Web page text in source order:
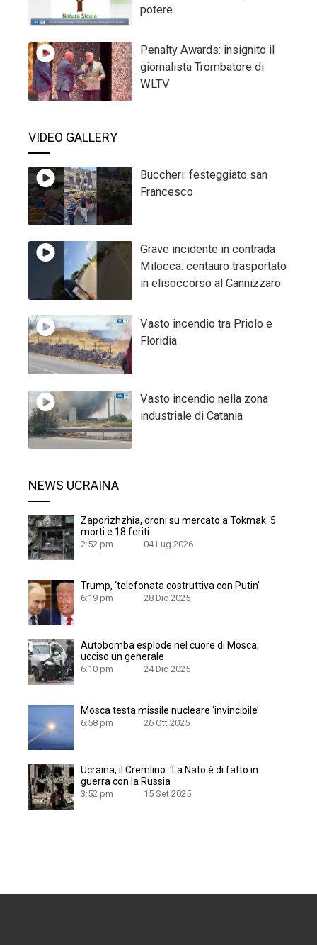
potere
Penalty Awards: insignito il
giornalista Trombatore di
WLTV
VIDEO GALLERY
Buccheri: festeggiato san
Francesco
Grave incidente in contrada
Milocca: centauro trasportato
in elisoccorso al Cannizzaro
Vasto incendio tra Priolo e
Floridia
Vasto incendio nella zona
industriale di Catania
NEWS UCRAINA
Zaporizhzhia, droni su mercato a Tokmak: 5
morti e 18 feriti
2:52 pm 04 Lug 2026
Trump, ‘telefonata costruttiva con Putin’
6:19 pm 28 Dic 2025
Autobomba esplode nel cuore di Mosca,
ucciso un generale
6:10 pm 24 Dic 2025
Mosca testa missile nucleare ‘invincibile’
6:58 pm 26 Ott 2025
Ucraina, il Cremlino: ‘La Nato è di fatto in
guerra con la Russia
3:52 pm 15 Set 2025